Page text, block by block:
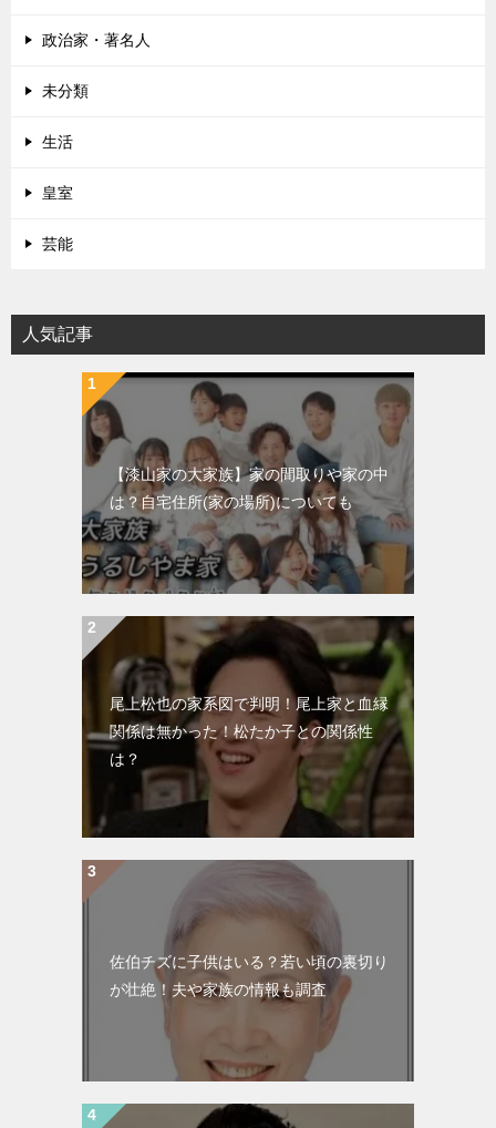
政治家・著名人
未分類
生活
皇室
芸能
人気記事
【漆山家の大家族】家の間取りや家の中
は？自宅住所(家の場所)についても
尾上松也の家系図で判明！尾上家と血縁
関係は無かった！松たか子との関係性
は？
佐伯チズに子供はいる？若い頃の裏切り
が壮絶！夫や家族の情報も調査